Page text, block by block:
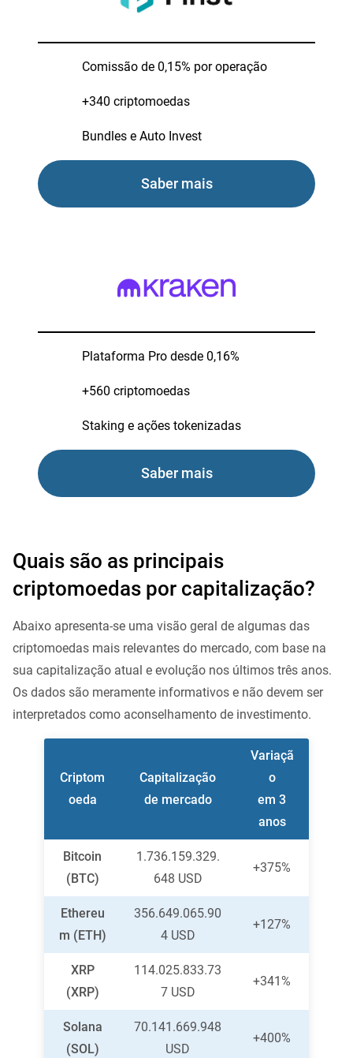
Comissão de 0,15% por operação
+340 criptomoedas
Bundles e Auto Invest
Saber mais
Plataforma Pro desde 0,16%
+560 criptomoedas
Staking e ações tokenizadas
Saber mais
Quais são as principais
criptomoedas por capitalização?
Abaixo apresenta-se uma visão geral de algumas das
criptomoedas mais relevantes do mercado, com base na
sua capitalização atual e evolução nos últimos três anos.
Os dados são meramente informativos e não devem ser
interpretados como aconselhamento de investimento.
Criptom
oeda
Capitalização
de mercado
Variaçã
o
em 3
anos
Bitcoin
(BTC)
1.736.159.329.
648 USD
+375%
Ethereu
m (ETH)
356.649.065.90
4 USD
+127%
XRP
(XRP)
114.025.833.73
7 USD
+341%
Solana
(SOL)
70.141.669.948
USD
+400%